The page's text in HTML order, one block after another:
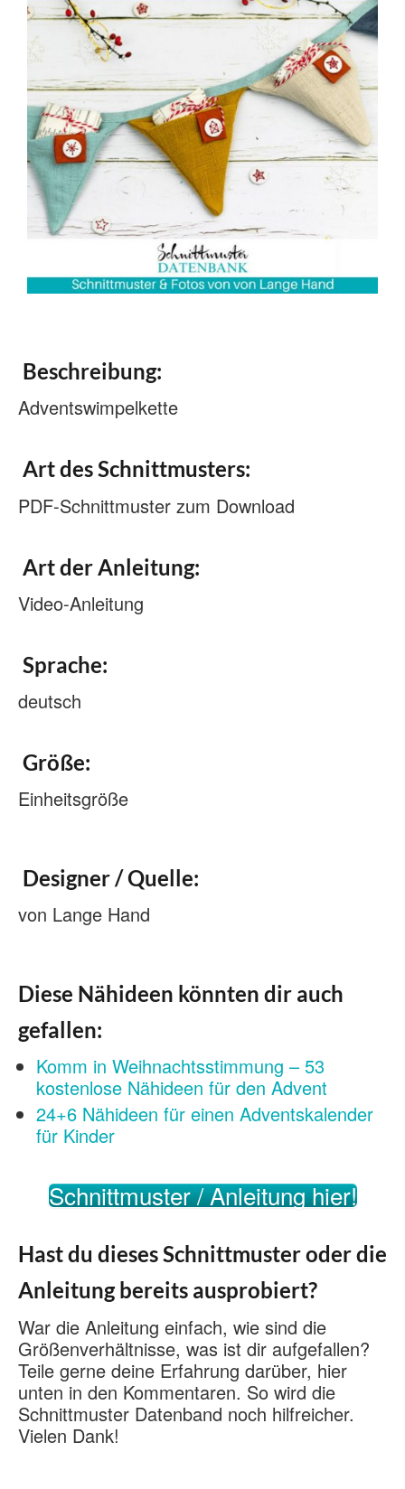
Beschreibung:
Adventswimpelkette
Art des Schnittmusters:
PDF-Schnittmuster zum Download
Art der Anleitung:
Video-Anleitung
Sprache:
deutsch
Größe:
Einheitsgröße
Designer / Quelle:
von Lange Hand
Diese Nähideen könnten dir auch
gefallen:
Komm in Weihnachtsstimmung – 53
kostenlose Nähideen für den Advent
24+6 Nähideen für einen Adventskalender
für Kinder
Schnittmuster / Anleitung hier!
Hast du dieses Schnittmuster oder die
Anleitung bereits ausprobiert?
War die Anleitung einfach, wie sind die
Größenverhältnisse, was ist dir aufgefallen?
Teile gerne deine Erfahrung darüber, hier
unten in den Kommentaren. So wird die
Schnittmuster Datenband noch hilfreicher.
Vielen Dank!